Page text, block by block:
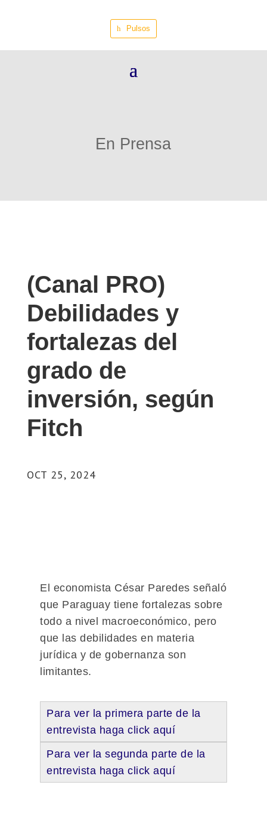
Pulsos
En Prensa
(Canal PRO)
Debilidades y
fortalezas del
grado de
inversión, según
Fitch
OCT 25, 2024
El economista César Paredes señaló
que Paraguay tiene fortalezas sobre
todo a nivel macroeconómico, pero
que las debilidades en materia
jurídica y de gobernanza son
limitantes.
Para ver la primera parte de la
entrevista haga click aquí
Para ver la segunda parte de la
entrevista haga click aquí